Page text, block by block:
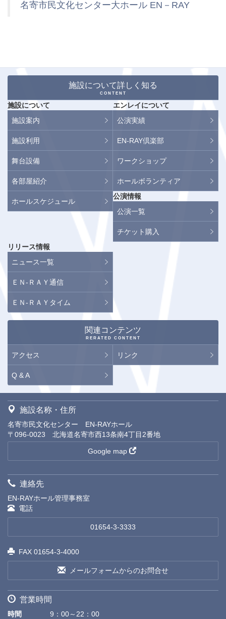
名寄市民文化センター大ホール EN－RAY
施設について詳しく知る
CONTENT
施設について
施設案内
施設利用
舞台設備
各部屋紹介
ホールスケジュール
エンレイについて
公演実績
EN-RAY倶楽部
ワークショップ
ホールボランティア
公演情報
公演一覧
チケット購入
リリース情報
ニュース一覧
ＥＮ-ＲＡＹ通信
ＥＮ-ＲＡＹタイム
関連コンテンツ
RERATED CONTENT
アクセス リンク
Q & A
施設名称・住所
名寄市民文化センター EN-RAYホール
〒096-0023 北海道名寄市西13条南4丁目2番地
Google map
連絡先
EN-RAYホール管理事務室
電話
01654-3-3333
FAX 01654-3-4000
メールフォームからのお問合せ
営業時間
時間 9：00～22：00